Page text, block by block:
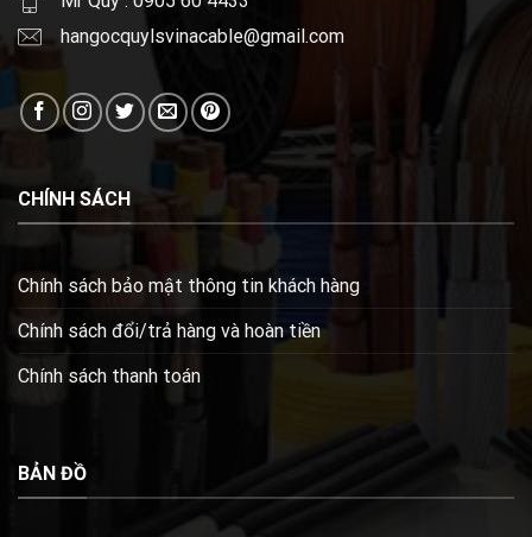
hangocquylsvinacable@gmail.com
CHÍNH SÁCH
Chính sách bảo mật thông tin khách hàng
Chính sách đổi/trả hàng và hoàn tiền
Chính sách thanh toán
BẢN ĐỒ